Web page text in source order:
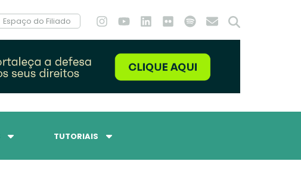
Espaço do Filiado
TUTORIAIS